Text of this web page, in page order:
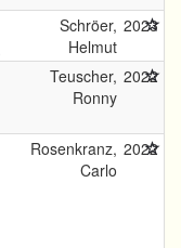
Schröer,
Helmut
2023
Teuscher,
Ronny
2022
Rosenkranz,
Carlo
2022